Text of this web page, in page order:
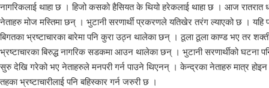
नागरिकलाई थाहा छ । हिजो कसको हैसियत के थियो हरेकलाई थाहा छ । आज
नेताहरु मोज मस्तिमा छन् । भुटानी सरणार्थी प्रकरणले यतिखेर तरंग ल्याएको छ ।
बिगतका भ्रष्टाचारका बारेमा पनि कुरा उठ्न थालेका छन् । ठूला ठूला काण्ड भए
भ्रष्टाचारका बिरुद्ध नागरिक सडकमा आउन थालेका छन् । भुटानी सरणार्थीको
सुरु देखि गरेको भए नेताहरुले मनपरी गर्न पाउने थिएनन् । केन्द्रका नेताहरु मात्र
तहका भ्रष्टाचारीलाई पनि बहिस्कार गर्न जरुरी छ ।